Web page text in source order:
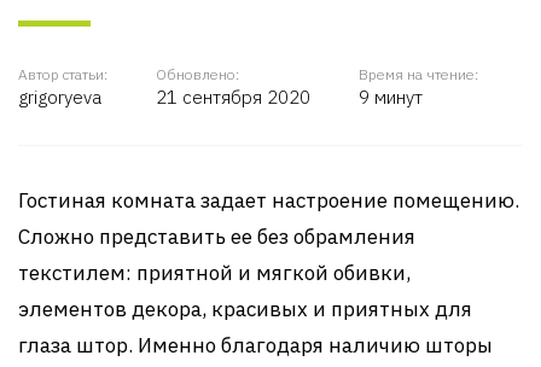
Автор статьи:
grigoryeva
Обновлено:
21 сентября 2020
Время на чтение:
9 минут
Гостиная комната задает настроение помещению.
Сложно представить ее без обрамления
текстилем: приятной и мягкой обивки,
элементов декора, красивых и приятных для
глаза штор. Именно благодаря наличию шторы